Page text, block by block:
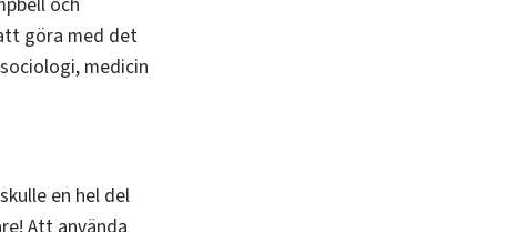
göra med det
medicin
en hel del